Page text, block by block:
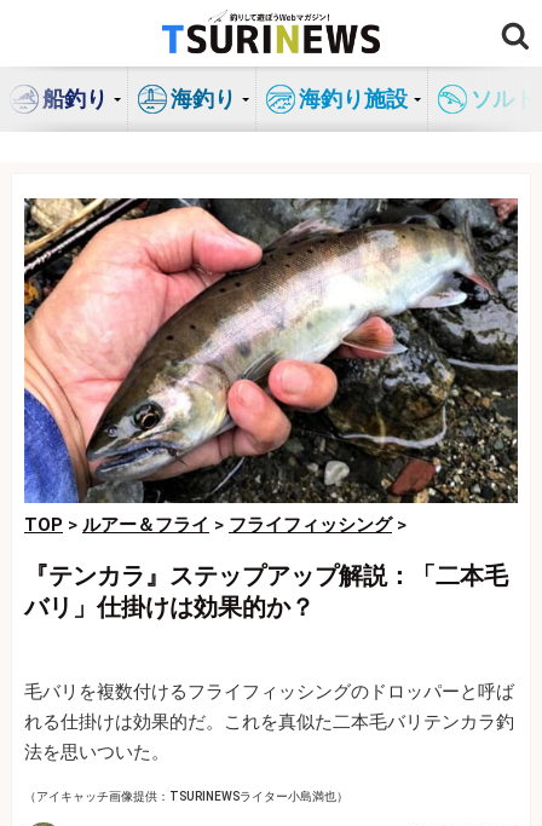
ン
船釣り 海釣り 海釣り施設 ソル
TOP > ルアー＆フライ > フライフィッシング>
『テンカラ』ステップアップ解説：「二本毛
バリ」仕掛けは効果的か？
毛バリを複数付けるフライフィッシングのドロッパーと呼ば
れる仕掛けは効果的だ。これを真似た二本毛バリテンカラ釣
法を思いついた。
（アイキャッチ画像提供：TSURINEWSライター小島満也）